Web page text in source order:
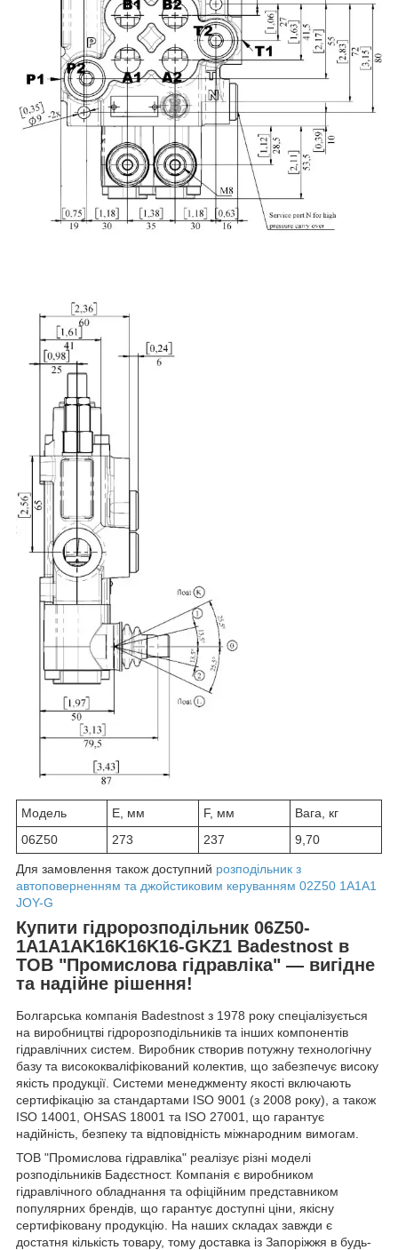
Модель E, мм F, мм
Вага, кг
06Z50
273 237 9,70
Для замовлення також доступний розподільник з
автоповерненням та джойстиковим керуванням 02Z50 1A1A1
JOY-G
Купити гідророзподільник 06Z50-
1A1A1AK16K16K16-GKZ1 Badestnost в
ТОВ "Промислова гідравліка" — вигідне
та надійне рішення!
Болгарська компанія Badestnost з 1978 року спеціалізується
на виробництві гідророзподільників та інших компонентів
гідравлічних систем. Виробник створив потужну технологічну
базу та висококваліфікований колектив, що забезпечує високу
якість продукції. Системи менеджменту якості включають
сертифікацію за стандартами ISO 9001 (з 2008 року), а також
ISO 14001, OHSAS 18001 та ISO 27001, що гарантує
надійність, безпеку та відповідність міжнародним вимогам.
ТОВ "Промислова гідравліка" реалізує різні моделі
розподільників Бадєстност. Компанія є виробником
гідравлічного обладнання та офіційним представником
популярних брендів, що гарантує доступні ціни, якісну
сертифіковану продукцію. На наших складах завжди є
достатня кількість товару, тому доставка із Запоріжжя в будь-